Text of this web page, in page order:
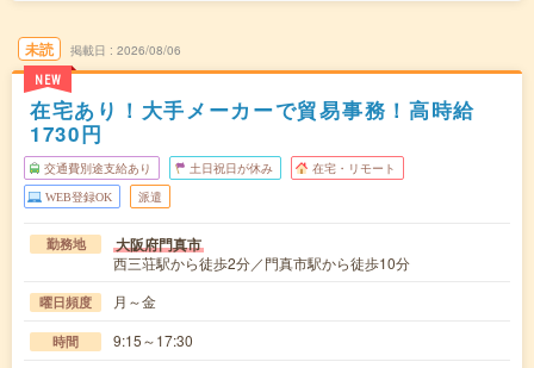
未読
NEW
掲載日 2026/08/06
在宅あり！大手メーカーで貿易事務！高時給
1730円
交通費別途支給あり 土日祝日が休み 在宅・リモート
WEB登録OK 派遣
勤務地 大阪府門真市
西三荘駅から徒歩2分／門真市駅から徒歩10分
曜日頻度 月～金
時間 9:15～17:30